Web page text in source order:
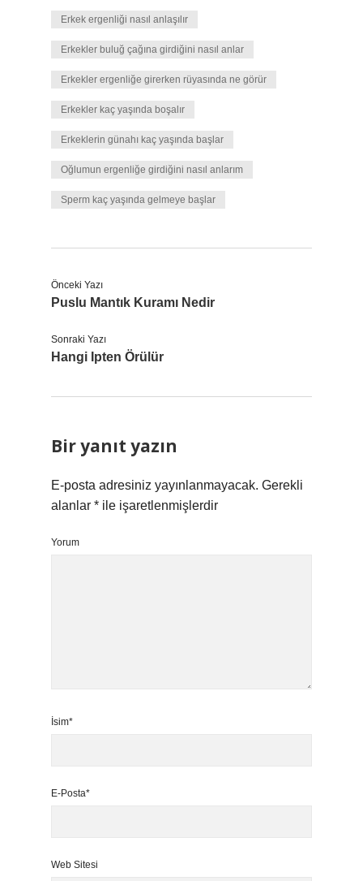
Erkek ergenliği nasıl anlaşılır
Erkekler buluğ çağına girdiğini nasıl anlar
Erkekler ergenliğe girerken rüyasında ne görür
Erkekler kaç yaşında boşalır
Erkeklerin günahı kaç yaşında başlar
Oğlumun ergenliğe girdiğini nasıl anlarım
Sperm kaç yaşında gelmeye başlar
Önceki Yazı
Puslu Mantık Kuramı Nedir
Sonraki Yazı
Hangi Ipten Örülür
Bir yanıt yazın
E-posta adresiniz yayınlanmayacak. Gerekli
alanlar * ile işaretlenmişlerdir
Yorum
İsim*
E-Posta*
Web Sitesi